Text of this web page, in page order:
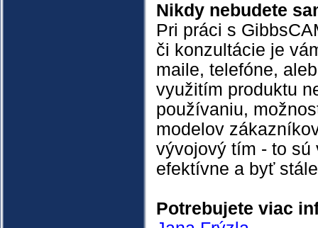
Nikdy nebudete
Pri práci s
či konzultácie je
maile, telefóne,
využitím produktu
používaniu,
modelov
vývojový tím - to sú
efektívne a byť
Potrebujete viac